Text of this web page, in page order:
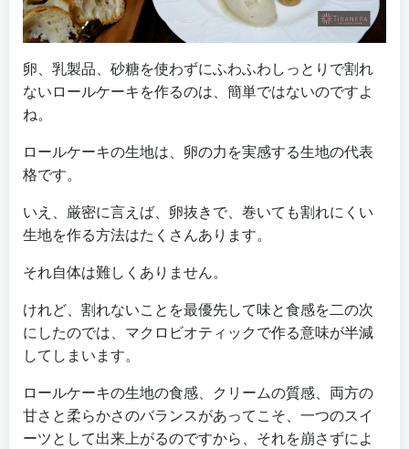
卵、乳製品、砂糖を使わずにふわふわしっとりで割れ
ないロールケーキを作るのは、簡単ではないのですよ
ね。
ロールケーキの生地は、卵の力を実感する生地の代表
格です。
いえ、厳密に言えば、卵抜きで、巻いても割れにくい
生地を作る方法はたくさんあります。
それ自体は難しくありません。
けれど、割れないことを最優先して味と食感を二の次
にしたのでは、マクロビオティックで作る意味が半減
してしまいます。
ロールケーキの生地の食感、クリームの質感、両方の
甘さと柔らかさのバランスがあってこそ、一つのスイ
ーツとして出来上がるのですから、それを崩さずによ